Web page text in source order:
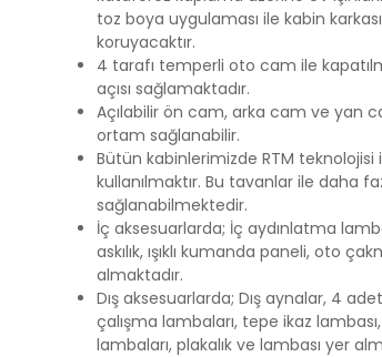
toz boya uygulaması ile kabin
koruyacaktır.
4 tarafı temperli oto cam ile
açısı sağlamaktadır.
Açılabilir ön cam, arka cam ve yan
ortam sağlanabilir.
Bütün kabinlerimizde RTM
kullanılmaktır. Bu tavanlar ile daha
sağlanabilmektedir.
İç aksesuarlarda; İç aydınlatma
askılık, ışıklı kumanda paneli, oto
almaktadır.
Dış aksesuarlarda; Dış aynalar, 4
çalışma lambaları, tepe ikaz
lambaları, plakalık ve lambası yer